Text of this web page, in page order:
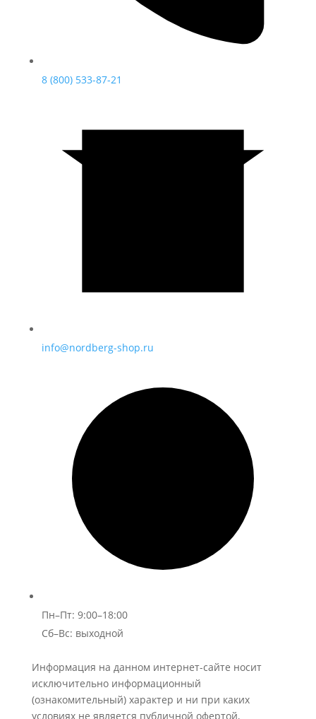
8 (800) 533-87-21
info@nordberg-shop.ru
Пн–Пт: 9:00–18:00
Сб–Вс: выходной
Информация на данном интернет-сайте носит
исключительно информационный
(ознакомительный) характер и ни при каких
условиях не является публичной офертой,